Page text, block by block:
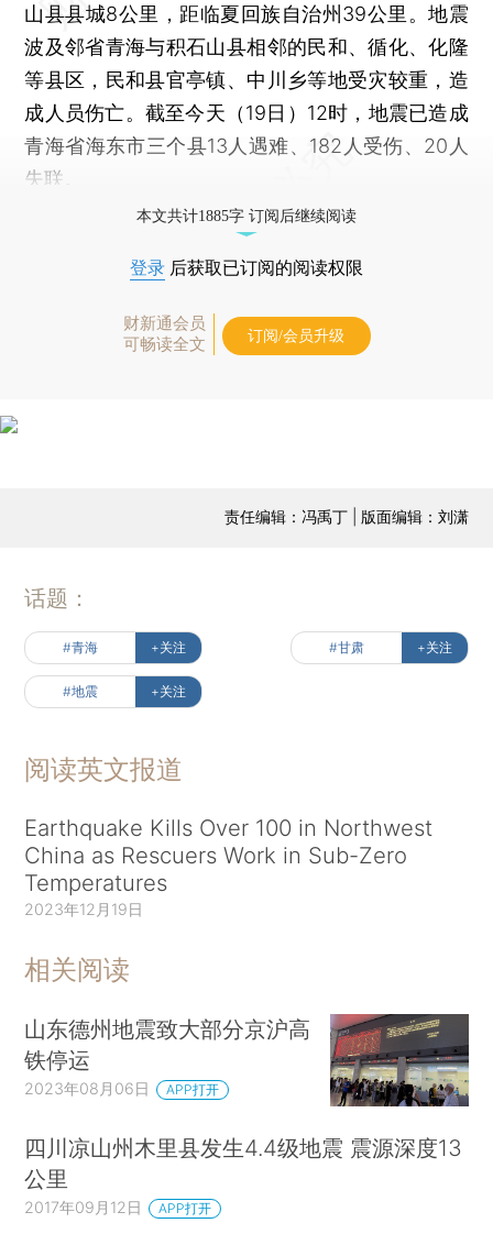
山县县城8公里，距临夏回族自治州39公里。地震
波及邻省青海与积石山县相邻的民和、循化、化隆
等县区，民和县官亭镇、中川乡等地受灾较重，造
成人员伤亡。截至今天（19日）12时，地震已造成
青海省海东市三个县13人遇难、182人受伤、20人
失联。
本文共计1885字 订阅后继续阅读
登录 后获取已订阅的阅读权限
财新通会员
可畅读全文
订阅/会员升级
责任编辑：冯禹丁 | 版面编辑：刘潇
话题：
#青海 +关注 #甘肃 +关注
#地震 +关注
阅读英文报道
Earthquake Kills Over 100 in Northwest
China as Rescuers Work in Sub-Zero
Temperatures
2023年12月19日
相关阅读
山东德州地震致大部分京沪高
铁停运
2023年08月06日 APP打开
四川凉山州木里县发生4.4级地震 震源深度13
公里
2017年09月12日 APP打开